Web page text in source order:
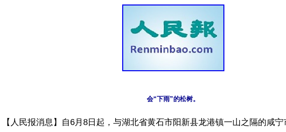
【人民报消息】自6月8日起，与湖北省黄石市阳新县龙港镇一山之隔的咸